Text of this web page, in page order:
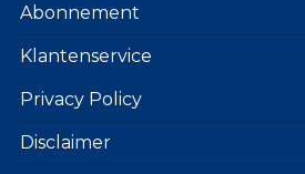
Abonnement
Klantenservice
Privacy Policy
Disclaimer